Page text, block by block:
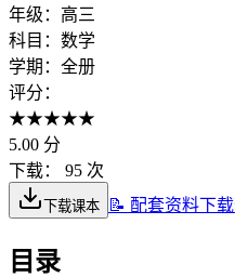
年级： 高三
科目： 数学
学期： 全册
评分：
★★★★★
5.00 分
下载：
95 次
下载课本 📝 配套资料下载
目录